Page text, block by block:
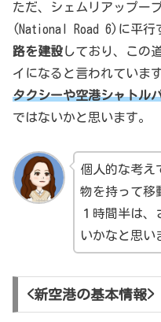
ただ、シェムリアップー
(National Road 6)に平行
路を建設しており、この
イになると言われていま
タクシーや空港シャトル
ではないかと思います。
個人的な考え
物を持って移
１時間半は
いかなと思い
<新空港の基本情報>